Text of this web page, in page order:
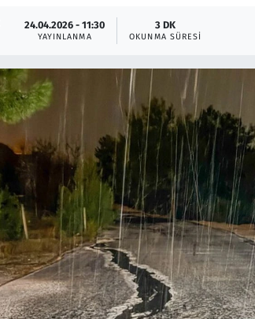
24.04.2026 - 11:30
YAYINLANMA
3 DK
OKUNMA SÜRESI